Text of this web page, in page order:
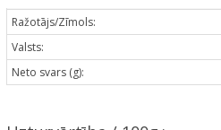
Ražotājs/Zīmols:
Valsts:
Neto svars (g):